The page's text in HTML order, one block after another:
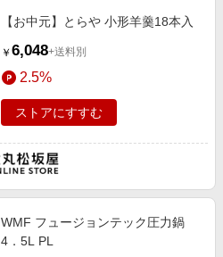
【お中元】とらや 小形羊羹18本入
￥ 6,048+送料別
2.5%
ストアにすすむ
WMF フュージョンテック圧力鍋
4．5L PL